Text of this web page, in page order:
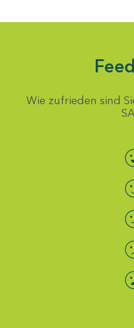
Wie zufrieden sind